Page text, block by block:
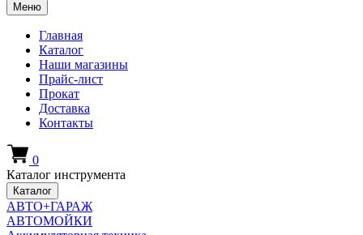
Меню
Главная
Каталог
Наши магазины
Прайс-лист
Прокат
Доставка
Контакты
0
Каталог инструмента
Каталог
АВТО+ГАРАЖ
АВТОМОЙКИ